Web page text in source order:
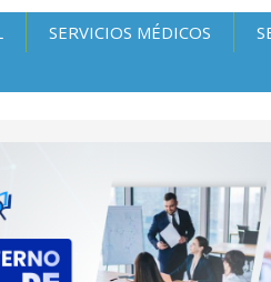
SERVICIOS MÉDICOS